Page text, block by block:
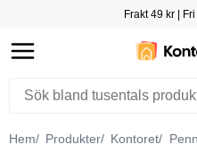
Frakt 49 kr |
Hem Produkter Kontoret